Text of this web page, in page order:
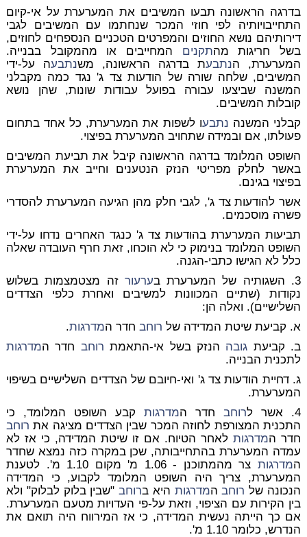
בדרגה הראשונה תבעו המשיבים את המערערת על אי-קיום
התחייבויותיה לפי חוזי המכר שנחתמו עם המשיבים לגבי
דירותיהם נושא החוזים והמפרטים הטכניים הנספחים לחוזים,
בשל חריגות מהתקנים המחייבים או מהמקובל בבנייה.
המערערת, הנתבעת בדרגה הראשונה, משנתבעה על-ידי
המשיבים, שלחה שורה של הודעות צד ג' נגד כמה מקבלני
המשנה שביצעו עבורה בפועל עבודות שונות, שהן נושא
קובלות המשיבים.
קבלני המשנה נתבעו לשפות את המערערת, כל אחד בתחום
פעולתו, אם ובמידה שתחויב המערערת בפיצוי.
השופט המלומד בדרגה הראשונה קיבל את תביעת המשיבים
באשר לחלק מפריטי הנזק הנטענים וחייב את המערערת
בפיצוי בגינם.
אשר להודעות צד ג', לגבי חלק מהן הגיעה המערערת להסדרי
פשרה מוסכמים.
תביעות המערערת בהודעות צד ג' כנגד האחרים נדחו על-ידי
השופט המלומד בנימוק כי לא הוכחו, זאת חרף העובדה שאלה
כלל לא הגישו כתבי-הגנה.
3. השגותיה של המערערת ב
ערעור זה מצטמצמות בשלוש
נקודות (שתיים המכוונות למשיבים ואחרת כלפי הצדדים
השלישיים). ואלה הן:
א. קביעת שיטת המדידה של רוחבחדר המדרגות.
ב. קביעת גובה הנזק בשל אי-התאמת רוחב חדר המדרגות
לתכנית הבנייה.
ג. דחיית הודעות צד ג' ואי-חיובם של הצדדים השלישיים בשיפוי
המערערת.
4. אשר ל
רוחבחדר המדרגות קבע השופט המלומד, כי
התכנית המצורפת לחוזה המכר שבין הצדדים מציגה את רוחב
חדר המדרגותלאחר הטיוח. אם זו שיטת המדידה, כי אז לא
עמדה המערערת בהתחייבותה, שכן במקרה כזה נמצא שחדר
המדרגות
צר מהמתוכנן - 1.06 מ' מקום 1.10 מ'. לטענת
המערערת, צריך היה השופט המלומד לקבוע, כי המדידה
הנכונה של רוחבהמדרגות היא ברוחב"שבין בלוק לבלוק" ולא
בין הקירות עם הציפוי, וזאת על-פי העדויות מטעם המערערת.
אם כך הייתה נעשית המדידה, כי אז המירווח היה תואם את
הנדרש, כלומר 1.10 מ'.